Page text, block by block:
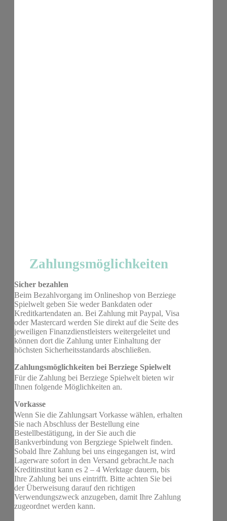
Zahlungsmöglichkeiten
Sicher bezahlen
Beim Bezahlvorgang im Onlineshop von Berziege
Spielwelt geben Sie weder Bankdaten oder
Kreditkartendaten an. Bei Zahlung mit Paypal, Visa
oder Mastercard werden Sie direkt auf die Seite des
jeweiligen Finanzdienstleisters weitergeleitet und
können dort die Zahlung unter Einhaltung der
höchsten Sicherheitsstandards abschließen.
Zahlungsmöglichkeiten bei Berziege Spielwelt
Für die Zahlung bei Berziege Spielwelt bieten wir
Ihnen folgende Möglichkeiten an.
Vorkasse
Wenn Sie die Zahlungsart Vorkasse wählen, erhalten
Sie nach Abschluss der Bestellung eine
Bestellbestätigung, in der Sie auch die
Bankverbindung von Bergziege Spielwelt finden.
Sobald Ihre Zahlung bei uns eingegangen ist, wird
Lagerware sofort in den Versand gebracht.Je nach
Kreditinstitut kann es 2 – 4 Werktage dauern, bis
Ihre Zahlung bei uns eintrifft. Bitte achten Sie bei
der Überweisung darauf den richtigen
Verwendungszweck anzugeben, damit Ihre Zahlung
zugeordnet werden kann.